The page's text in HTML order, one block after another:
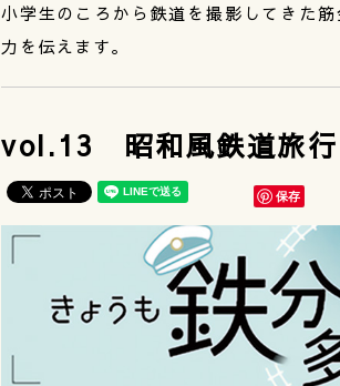
小学生のころから鉄道を撮影してきた
力を伝えます。
vol.13 昭和風鉄道旅
保存